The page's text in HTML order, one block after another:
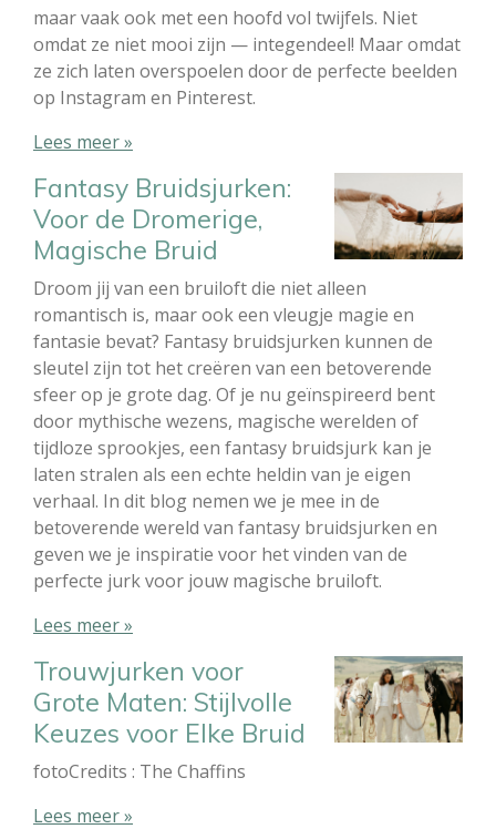
maar vaak ook met een hoofd vol twijfels. Niet
omdat ze niet mooi zijn — integendeel! Maar omdat
ze zich laten overspoelen door de perfecte beelden
op Instagram en Pinterest.
Lees meer »
Fantasy Bruidsjurken:
Voor de Dromerige,
Magische Bruid
Droom jij van een bruiloft die niet alleen
romantisch is, maar ook een vleugje magie en
fantasie bevat? Fantasy bruidsjurken kunnen de
sleutel zijn tot het creëren van een betoverende
sfeer op je grote dag. Of je nu geïnspireerd bent
door mythische wezens, magische werelden of
tijdloze sprookjes, een fantasy bruidsjurk kan je
laten stralen als een echte heldin van je eigen
verhaal. In dit blog nemen we je mee in de
betoverende wereld van fantasy bruidsjurken en
geven we je inspiratie voor het vinden van de
perfecte jurk voor jouw magische bruiloft.
Lees meer »
Trouwjurken voor
Grote Maten: Stijlvolle
Keuzes voor Elke Bruid
fotoCredits : The Chaffins
Lees meer »